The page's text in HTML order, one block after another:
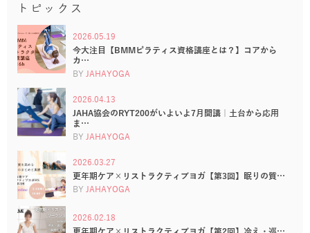
トピックス
2026.05.19
今大注目【BMMピラティス資格講座とは？】コアから
カ…
BY JAHAYOGA
2026.04.13
JAHA協会のRYT200がいよいよ7月開講｜土台から応用
ま…
BY JAHAYOGA
2026.03.27
更年期ケア×リストラクティブヨガ【第3回】眠りの質…
BY JAHAYOGA
2026.02.18